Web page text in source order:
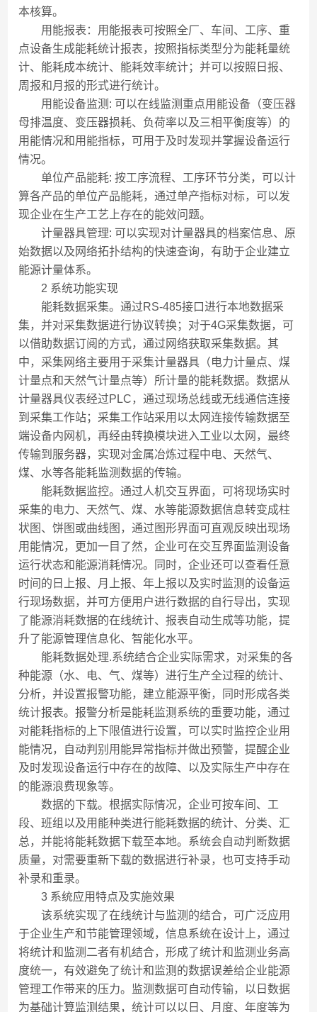
本核算。
用能报表：用能报表可按照全厂、车间、工序、重
点设备生成能耗统计报表，按照指标类型分为能耗量统
计、能耗成本统计、能耗效率统计；并可以按照日报、
周报和月报的形式进行统计。
用能设备监测: 可以在线监测重点用能设备（变压器
母排温度、变压器损耗、负荷率以及三相平衡度等）的
用能情况和用能指标，可用于及时发现并掌握设备运行
情况。
单位产品能耗: 按工序流程、工序环节分类，可以计
算各产品的单位产品能耗，通过单产指标对标，可以发
现企业在生产工艺上存在的能效问题。
计量器具管理: 可以实现对计量器具的档案信息、原
始数据以及网络拓扑结构的快速查询，有助于企业建立
能源计量体系。
2 系统功能实现
能耗数据采集。通过RS-485接口进行本地数据采
集，并对采集数据进行协议转换；对于4G采集数据，可
以借助数据订阅的方式，通过网络获取采集数据。其
中，采集网络主要用于采集计量器具（电力计量点、煤
计量点和天然气计量点等）所计量的能耗数据。数据从
计量器具仪表经过PLC，通过现场总线或无线通信连接
到采集工作站；采集工作站采用以太网连接传输数据至
端设备内网机，再经由转换模块进入工业以太网，最终
传输到服务器，实现对金属冶炼过程中电、天然气、
煤、水等各能耗监测数据的传输。
能耗数据监控。通过人机交互界面，可将现场实时
采集的电力、天然气、煤、水等能源数据信息转变成柱
状图、饼图或曲线图，通过图形界面可直观反映出现场
用能情况，更加一目了然，企业可在交互界面监测设备
运行状态和能源消耗情况。同时，企业还可以查看任意
时间的日上报、月上报、年上报以及实时监测的设备运
行现场数据，并可方便用户进行数据的自行导出，实现
了能源消耗数据的在线统计、报表自动生成等功能，提
升了能源管理信息化、智能化水平。
能耗数据处理.系统结合企业实际需求，对采集的各
种能源（水、电、气、煤等）进行生产全过程的统计、
分析，并设置报警功能，建立能源平衡，同时形成各类
统计报表。报警分析是能耗监测系统的重要功能，通过
对能耗指标的上下限值进行设置，可以实时监控企业用
能情况，自动判别用能异常指标并做出预警，提醒企业
及时发现设备运行中存在的故障、以及实际生产中存在
的能源浪费现象等。
数据的下载。根据实际情况，企业可按车间、工
段、班组以及用能种类进行能耗数据的统计、分类、汇
总，并能将能耗数据下载至本地。系统会自动判断数据
质量，对需要重新下载的数据进行补录，也可支持手动
补录和重录。
3 系统应用特点及实施效果
该系统实现了在线统计与监测的结合，可广泛应用
于企业生产和节能管理领域，信息系统在设计上，通过
将统计和监测二者有机结合，形成了统计和监测业务高
度统一，有效避免了统计和监测的数据误差给企业能源
管理工作带来的压力。监测数据可自动传输，以日数据
为基础计算监测结果，统计可以以日、月度、年度等为